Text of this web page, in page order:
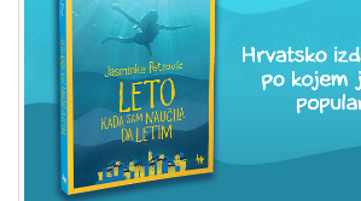
Мој
налог